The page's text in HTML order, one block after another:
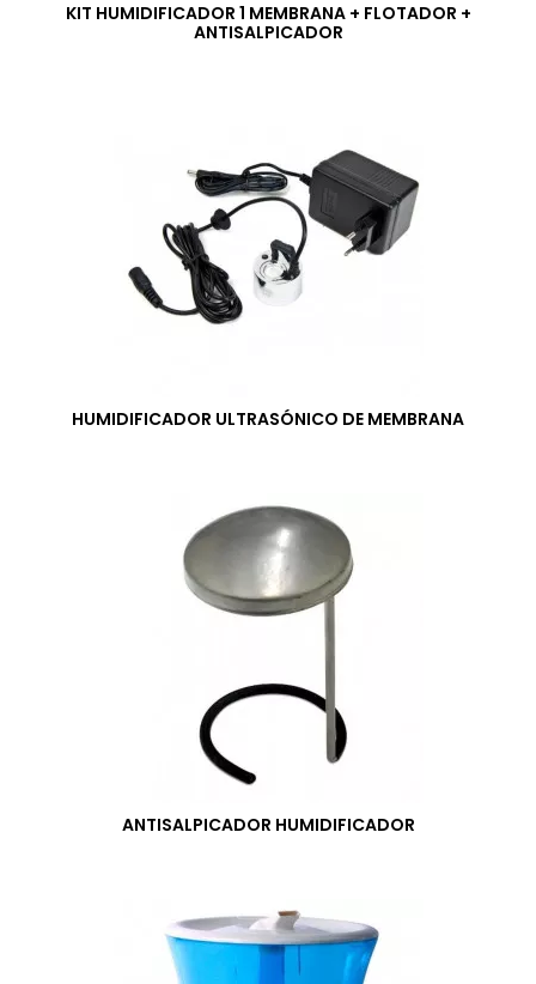
KIT HUMIDIFICADOR 1 MEMBRANA + FLOTADOR +
ANTISALPICADOR
HUMIDIFICADOR ULTRASÓNICO DE MEMBRANA
ANTISALPICADOR HUMIDIFICADOR